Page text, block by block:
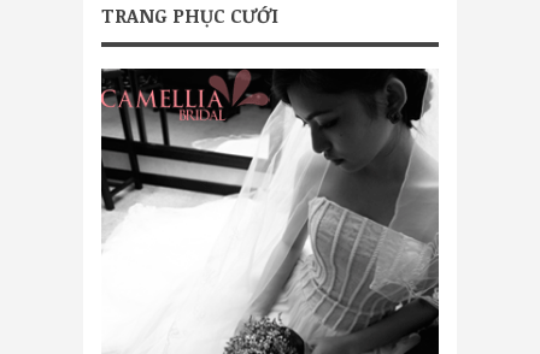
TRANG PHỤC CƯỚI